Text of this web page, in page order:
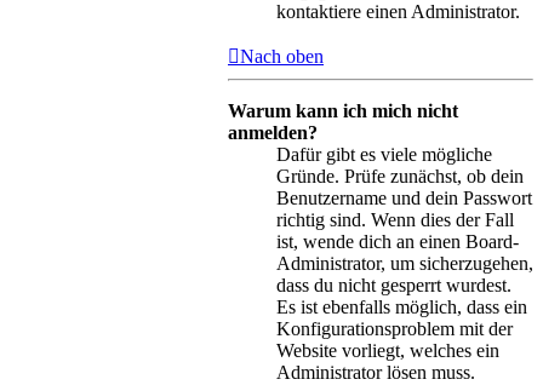
kontaktiere einen Administrator.
Nach oben
Warum kann ich mich nicht
anmelden?
Dafür gibt es viele mögliche
Gründe. Prüfe zunächst, ob dein
Benutzername und dein Passwort
richtig sind. Wenn dies der Fall
ist, wende dich an einen Board-
Administrator, um sicherzugehen,
dass du nicht gesperrt wurdest.
Es ist ebenfalls möglich, dass ein
Konfigurationsproblem mit der
Website vorliegt, welches ein
Administrator lösen muss.